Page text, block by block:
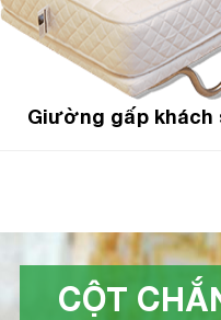
Giường gấp khách
CỘT